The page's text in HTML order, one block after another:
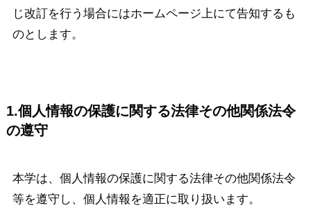
じ改訂を行う場合にはホームページ上にて告知するも
のとします。
1.個人情報の保護に関する法律その他関係法令
の遵守
本学は、個人情報の保護に関する法律その他関係法令
等を遵守し、個人情報を適正に取り扱います。